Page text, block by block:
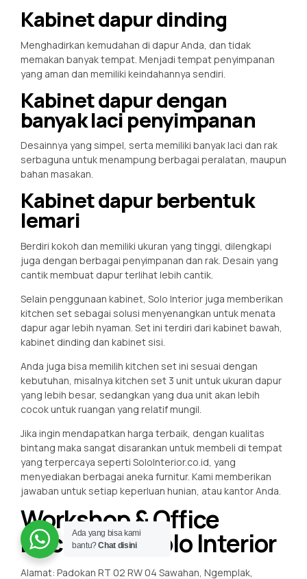
Kabinet dapur dinding
Menghadirkan kemudahan di dapur Anda, dan tidak
memakan banyak tempat. Menjadi tempat penyimpanan
yang aman dan memiliki keindahannya sendiri.
Kabinet dapur dengan
banyak laci penyimpanan
Desainnya yang simpel, serta memiliki banyak laci dan rak
serbaguna untuk menampung berbagai peralatan, maupun
bahan masakan.
Kabinet dapur berbentuk
lemari
Berdiri kokoh dan memiliki ukuran yang tinggi, dilengkapi
juga dengan berbagai penyimpanan dan rak. Desain yang
cantik membuat dapur terlihat lebih cantik.
Selain penggunaan kabinet, Solo Interior juga memberikan
kitchen set sebagai solusi menyenangkan untuk menata
dapur agar lebih nyaman. Set ini terdiri dari kabinet bawah,
kabinet dinding dan kabinet sisi.
Anda juga bisa memilih kitchen set ini sesuai dengan
kebutuhan, misalnya kitchen set 3 unit untuk ukuran dapur
yang lebih besar, sedangkan yang dua unit akan lebih
cocok untuk ruangan yang relatif mungil.
Jika ingin mendapatkan harga terbaik, dengan kualitas
bintang maka sangat disarankan untuk membeli di tempat
yang terpercaya seperti SoloInterior.co.id, yang
menyediakan berbagai aneka furnitur. Kami memberikan
jawaban untuk setiap keperluan hunian, atau kantor Anda.
Workshop & Office
Kitchenset Solo Interior
Alamat: Padokan RT 02 RW 04 Sawahan, Ngemplak,
Ada yang bisa kami
bantu?Chat disini